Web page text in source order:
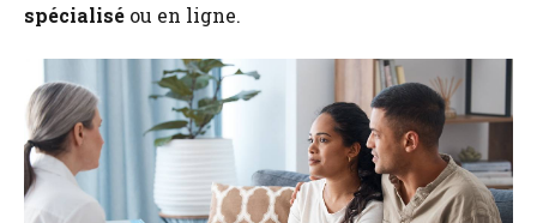
spécialisé ou en ligne.